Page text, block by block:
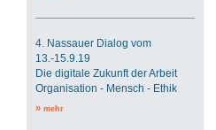
4. Nassauer Dialog vom
13.-15.9.19
Die digitale Zukunft der Arbeit
Organisation - Mensch - Ethik
» mehr